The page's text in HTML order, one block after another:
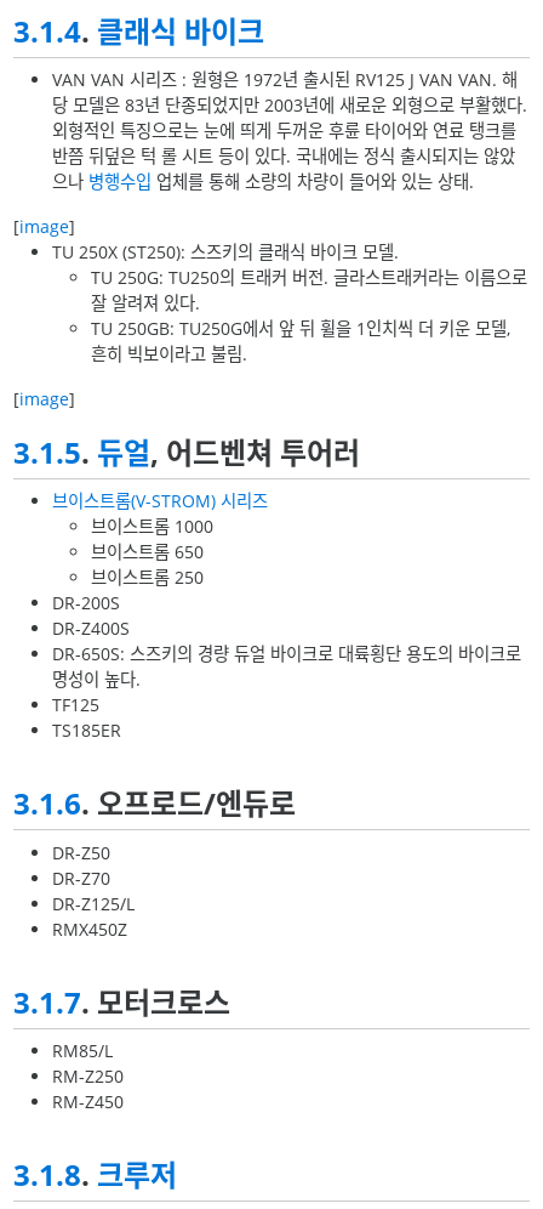
3.1.4. 클래식 바이크
VAN VAN 시리즈 : 원형은 1972년 출시된 RV125 J VAN VAN. 해
당 모델은 83년 단종되었지만 2003년에 새로운 외형으로 부활했다.
외형적인 특징으로는 눈에 띄게 두꺼운 후륜 타이어와 연료 탱크를
반쯤 뒤덮은 턱 롤 시트 등이 있다. 국내에는 정식 출시되지는 않았
으나 병행수입 업체를 통해 소량의 차량이 들어와 있는 상태.
[image]
TU 250X (ST250): 스즈키의 클래식 바이크 모델.
TU 250G: TU250의 트래커 버전. 글라스트래커라는 이름으로
잘 알려져 있다.
TU 250GB: TU250G에서 앞 뒤 휠을 1인치씩 더 키운 모델,
흔히 빅보이라고 불림.
[image]
3.1.5. 듀얼, 어드벤쳐 투어러
브이스트롬(V-STROM) 시리즈
브이스트롬 1000
브이스트롬 650
브이스트롬 250
DR-200S
DR-Z400S
DR-650S: 스즈키의 경량 듀얼 바이크로 대륙횡단 용도의 바이크로
명성이 높다.
TF125
TS185ER
3.1.6. 오프로드/엔듀로
DR-Z50
DR-Z70
DR-Z125/L
RMX450Z
3.1.7. 모터크로스
RM85/L
RM-Z250
RM-Z450
3.1.8. 크루저